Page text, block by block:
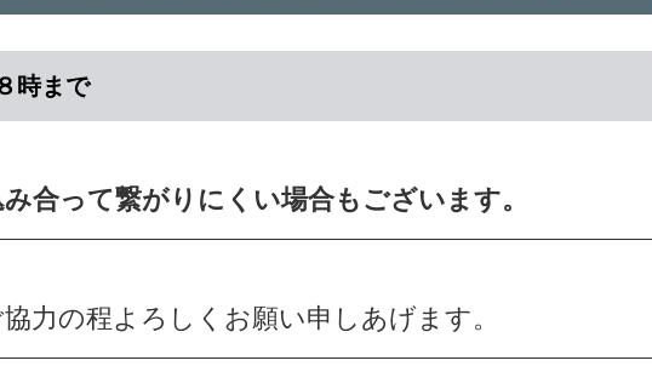
時まで
合って繋がりにくい場合もございます。
力の程よろしくお願い申しあげます。